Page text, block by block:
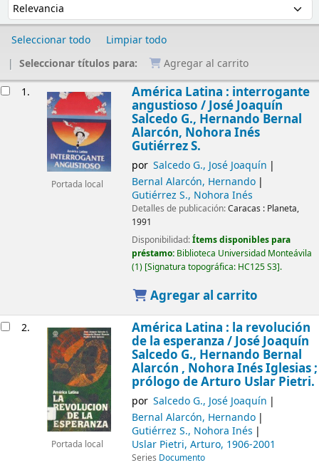
Seleccionar todo
Limpiar todo
Seleccionar títulos para:
Agregar al carrito
1.
Portada local
América Latina : interrogante
angustioso /José Joaquín
Salcedo G., Hernando Bernal
Alarcón, Nohora Inés
Gutiérrez S.
por Salcedo G., José Joaquín
Bernal Alarcón, Hernando
Gutiérrez S., Nohora Inés
Detalles de publicación:Caracas : Planeta,
1991
Disponibilidad:Ítems disponibles para
préstamo: Biblioteca Universidad Monteávila
(1) Signatura topográfica: HC125 S3 .
Agregar al carrito
2.
Portada local
América Latina : la revolución
de la esperanza /José Joaquín
Salcedo G., Hernando Bernal
Alarcón , Nohora Inés Iglesias ;
prólogo de Arturo Uslar Pietri.
por Salcedo G., José Joaquín
Bernal Alarcón, Hernando
Gutiérrez S., Nohora Inés
Uslar Pietri, Arturo, 1906-2001
Series Documento